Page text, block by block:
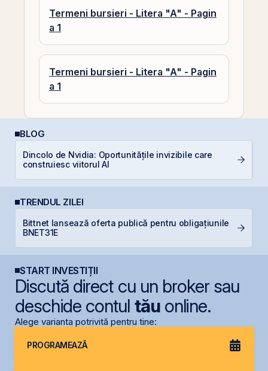
Termeni bursieri - Litera "A" - Pagin
a 1
Termeni bursieri - Litera "A" - Pagin
a 1
BLOG
Dincolo de Nvidia: Oportunitățile invizibile care
construiesc viitorul AI
TRENDUL ZILEI
Bittnet lansează oferta publică pentru obligațiunile
BNET31E
START INVESTIȚII
Discută direct cu un broker sau
deschide contul tăuonline.
Alege varianta potrivită pentru tine:
PROGRAMEAZĂ